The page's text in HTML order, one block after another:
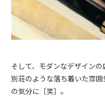
そして、モダンなデザイン
別荘のような落ち着いた雰
の気分に［笑］。